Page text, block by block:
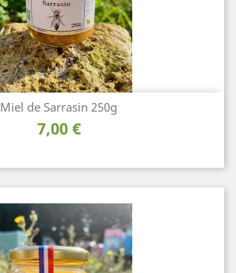
Miel de Sarrasin 250g
Prix
7,00 €